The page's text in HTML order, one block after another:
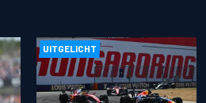
UITGELICHT